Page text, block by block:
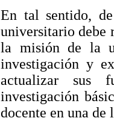
En tal sentido,
universitario debe
la misión de la
investigación y
actualizar sus
investigación
docente en una de